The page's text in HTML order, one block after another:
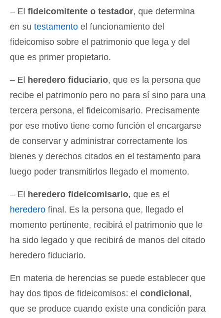
– El fideicomitente o testador, que determina
en su testamento el funcionamiento del
fideicomiso sobre el patrimonio que lega y del
que es primer propietario.
– El heredero fiduciario, que es la persona que
recibe el patrimonio pero no para sí sino para una
tercera persona, el fideicomisario. Precisamente
por ese motivo tiene como función el encargarse
de conservar y administrar correctamente los
bienes y derechos citados en el testamento para
luego poder transmitirlos llegado el momento.
– El heredero fideicomisario, que es el
heredero final. Es la persona que, llegado el
momento pertinente, recibirá el patrimonio que le
ha sido legado y que recibirá de manos del citado
heredero fiduciario.
En materia de herencias se puede establecer que
hay dos tipos de fideicomisos: el condicional,
que se produce cuando existe una condición para